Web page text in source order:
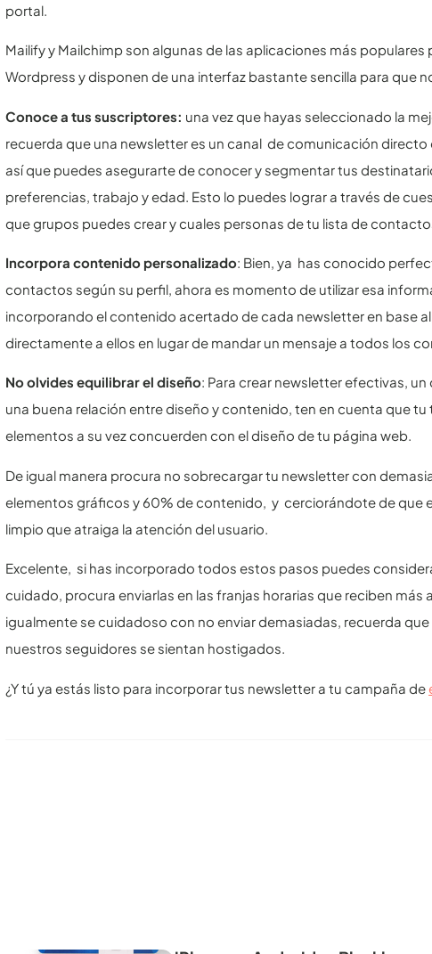
portal.
Mailify y Mailchimp son algunas de las aplicaciones más
Wordpress y disponen de una interfaz bastante sencilla para que
Conoce a tus suscriptores: una vez que hayas seleccionado la
recuerda que una newsletter es un canal de comunicación
así que puedes asegurarte de conocer y segmentar tus
preferencias, trabajo y edad. Esto lo puedes lograr a través de
que grupos puedes crear y cuales personas de tu lista de
Incorpora contenido personalizado: Bien, ya has conocido
contactos según su perfil, ahora es momento de utilizar esa
incorporando el contenido acertado de cada newsletter en base
directamente a ellos en lugar de mandar un mensaje a todos los
No olvides equilibrar el diseño: Para crear newsletter efectivas,
una buena relación entre diseño y contenido, ten en cuenta que
elementos a su vez concuerden con el diseño de tu página web.
De igual manera procura no sobrecargar tu newsletter con
elementos gráficos y 60% de contenido, y cerciorándote de que
limpio que atraiga la atención del usuario.
Excelente, si has incorporado todos estos pasos puedes
cuidado, procura enviarlas en las franjas horarias que reciben
igualmente se cuidadoso con no enviar demasiadas, recuerda
nuestros seguidores se sientan hostigados.
¿Y tú ya estás listo para incorporar tus newsletter a tu campaña de